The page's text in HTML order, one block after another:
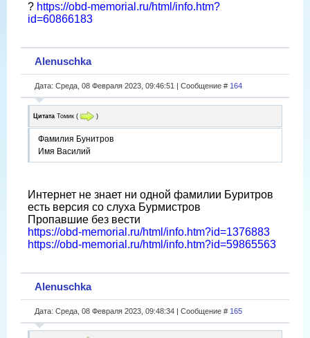
? https://obd-memorial.ru/html/info.htm?
id=60866183
Alenuschka
Дата: Среда, 08 Февраля 2023, 09:46:51 | Сообщение # 164
Цитата Томик ( )
Фамилия Бунитров
Имя Василий
Интернет не знает ни одной фамилии Буритров
есть версия со слуха Бурмистров
Пропавшие без вести
https://obd-memorial.ru/html/info.htm?id=1376883
https://obd-memorial.ru/html/info.htm?id=59865563
Alenuschka
Дата: Среда, 08 Февраля 2023, 09:48:34 | Сообщение # 165